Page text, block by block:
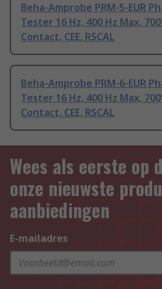
Beha-Amprobe PRM-5-EUR
Tester 16 Hz, 400 Hz Max,
Contact, CEE, RSCAL
Beha-Amprobe PRM-6-EUR
Tester 16 Hz, 400 Hz Max,
Contact, CEE, RSCAL
Wees als eerste op
onze nieuwste
aanbiedingen
E-mailadres